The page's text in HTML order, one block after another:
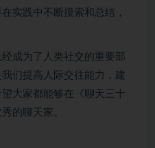
实践中不断摸索和总结，
成为了人类社交的重要部
们提高人际交往能力，建
大家都能够在《聊天三十
的聊天家。